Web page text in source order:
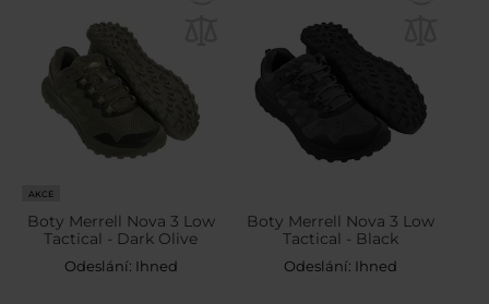
AKCE
Boty Merrell Nova 3 Low
Tactical - Dark Olive
Odeslání: Ihned
Boty Merrell Nova 3 Low
Tactical - Black
Odeslání: Ihned